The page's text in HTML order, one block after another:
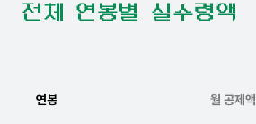
전체 연봉별 실수령액
연봉 월 공제액